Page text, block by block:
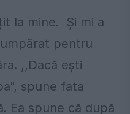
la mine. Și mi a
pentru
,,Dacă ești
spune fata
Ea spune că după